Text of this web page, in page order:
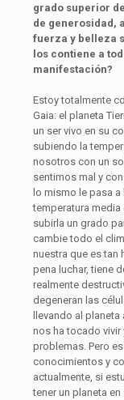
grado superior
de generosidad,
fuerza y belleza
los contiene a
manifestación?
Estoy totalmente
Gaia: el planeta
un ser vivo en su
subiendo la
nosotros con un
sentimos mal y
lo mismo le pasa a
temperatura
subirla un grado
cambie todo el
nuestra que es tan
pena luchar, tiene
realmente
degeneran las
llevando al
nos ha tocado
problemas. Pero
conocimientos y
actualmente, si
tener un planeta en